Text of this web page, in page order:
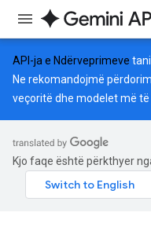
API-ja e Ndërveprimeve
Ne rekomandojmë
veçoritë dhe modelet më të
Kjo faqe është përkthyer